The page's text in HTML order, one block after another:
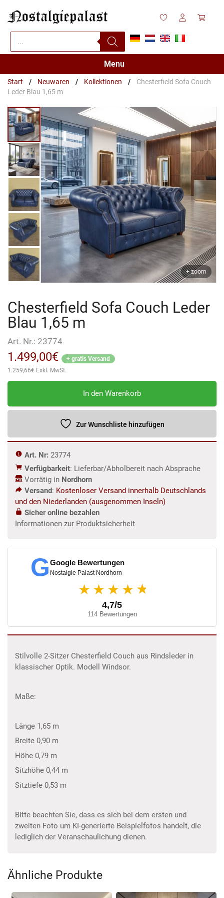
Inhalt
springen
Products
search
Menu
Start / Neuwaren / Kollektionen /
Chesterfield Sofa Couch
Leder Blau 1,65 m
+ zoom
Chesterfield Sofa Couch Leder
Blau 1,65 m
Art. Nr.: 23774
1.499,00€
+ gratis Versand
1.259,66€ Exkl. MwSt.
Chesterfield
Couch
Blau
1,65
Menge
In den Warenkorb
Zur Wunschliste hinzufügen
Art. Nr: 23774
Verfügbarkeit: Lieferbar/Abholbereit nach Absprache
Vorrätig in Nordhorn
Versand: Kostenloser Versand innerhalb Deutschlands
und den Niederlanden (ausgenommen Inseln)
Sicher online bezahlen
Informationen zur Produktsicherheit
GGoogle Bewertungen
Nostalgie Palast Nordhorn
★★★★ ★
4,7/5
114 Bewertungen
Stilvolle 2-Sitzer Chesterfield Couch aus Rindsleder in
klassischer Optik. Modell Windsor.
Maße:
Länge 1,65 m
Breite 0,90 m
Höhe 0,79 m
Sitzhöhe 0,44 m
Sitztiefe 0,53 m
Bitte beachten Sie, dass es sich bei dem ersten und
zweiten Foto um KI-generierte Beispielfotos handelt, die
lediglich der Veranschaulichung dienen.
Ähnliche Produkte